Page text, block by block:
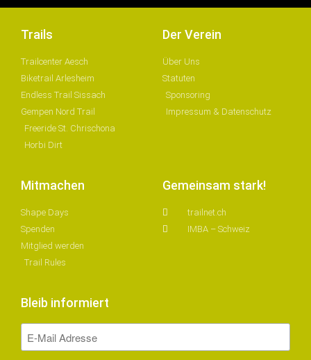
Trails
Trailcenter Aesch
Biketrail Arlesheim
Endless Trail Sissach
Gempen Nord Trail
Freeride St. Chrischona
Horbi Dirt
Der Verein
Über Uns
Statuten
Sponsoring
Impressum & Datenschutz
Mitmachen
Shape Days
Spenden
Mitglied werden
Trail Rules
Gemeinsam stark!
trailnet.ch
IMBA – Schweiz
Bleib informiert